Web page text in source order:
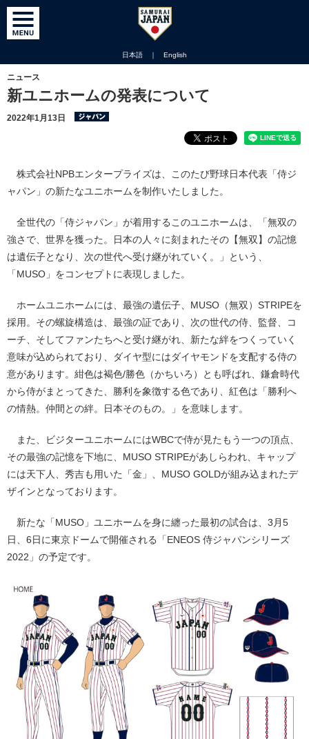
日本語 ｜ English
ニュース
新ユニホームの発表について
2022年1月13日
株式会社NPBエンタープライズは、このたび野球日本代表「侍ジ
ャパン」の新たなユニホームを制作いたしました。
全世代の「侍ジャパン」が着用するこのユニホームは、「無双の
強さで、世界を獲った。日本の人々に刻まれたその【無双】の記憶
は遺伝子となり、次の世代へ受け継がれていく。」という、
「MUSO」をコンセプトに表現しました。
ホームユニホームには、最強の遺伝子、MUSO（無双）STRIPEを
採用。その螺旋構造は、最強の証であり、次の世代の侍、監督、コ
ーチ、そしてファンたちへと受け継がれ、新たな絆をつくっていく
意味が込められており、ダイヤ型にはダイヤモンドを支配する侍の
意があります。紺色は褐色/勝色（かちいろ）とも呼ばれ、鎌倉時代
から侍がまとってきた、勝利を象徴する色であり、紅色は「勝利へ
の情熱。仲間との絆。日本そのもの。」を意味します。
また、ビジターユニホームにはWBCで侍が見たもう一つの頂点、
その最強の記憶を下地に、MUSO STRIPEがあしらわれ、キャップ
には天下人、秀吉も用いた「金」、MUSO GOLDが組み込まれたデ
ザインとなっております。
新たな「MUSO」ユニホームを身に纏った最初の試合は、3月5
日、6日に東京ドームで開催される「ENEOS 侍ジャパンシリーズ
2022」の予定です。